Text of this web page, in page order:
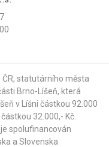
statutárního města
Brno-Líšeň, která
v Líšni částkou 92.000
32.000,- Kč.
spolufinancován
a Slovenska